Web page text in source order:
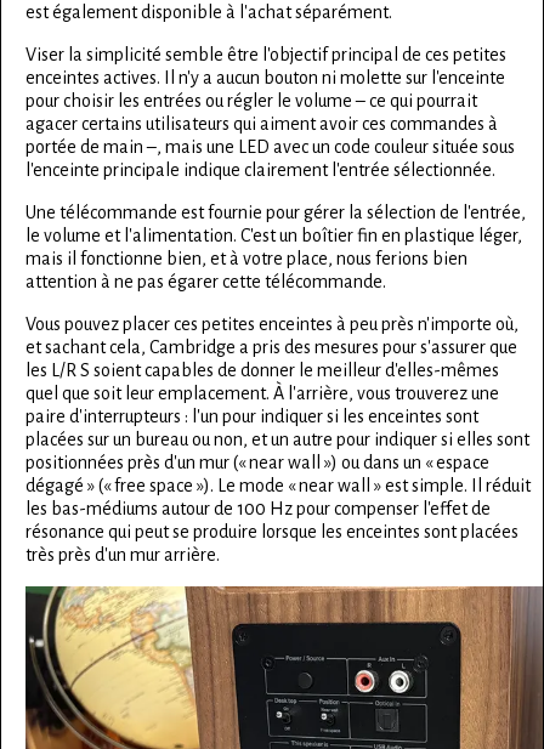
est également disponible à l'achat séparément.
Viser la simplicité semble être l'objectif principal de ces petites
enceintes actives. Il n'y a aucun bouton ni molette sur l'enceinte
pour choisir les entrées ou régler le volume – ce qui pourrait
agacer certains utilisateurs qui aiment avoir ces commandes à
portée de main –, mais une LED avec un code couleur située sous
l'enceinte principale indique clairement l'entrée sélectionnée.
Une télécommande est fournie pour gérer la sélection de l'entrée,
le volume et l'alimentation. C'est un boîtier fin en plastique léger,
mais il fonctionne bien, et à votre place, nous ferions bien
attention à ne pas égarer cette télécommande.
Vous pouvez placer ces petites enceintes à peu près n'importe où,
et sachant cela, Cambridge a pris des mesures pour s'assurer que
les L/R S soient capables de donner le meilleur d'elles-mêmes
quel que soit leur emplacement. À l'arrière, vous trouverez une
paire d'interrupteurs : l'un pour indiquer si les enceintes sont
placées sur un bureau ou non, et un autre pour indiquer si elles sont
positionnées près d'un mur (« near wall ») ou dans un « espace
dégagé » (« free space »). Le mode « near wall » est simple. Il réduit
les bas-médiums autour de 100 Hz pour compenser l'effet de
résonance qui peut se produire lorsque les enceintes sont placées
très près d'un mur arrière.